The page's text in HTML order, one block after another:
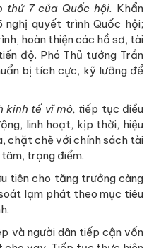
7 của Quốc hội. Khẩn
quyết trình Quốc hội;
hoàn thiện các hồ sơ, tài
độ. Phó Thủ tướng Trần
bị tích cực, kỹ lưỡng để
kinh tế vĩ mô, tiếp tục điều
linh hoạt, kịp thời, hiệu
chặt chẽ với chính sách tài
trọng điểm.
tiên cho tăng trưởng càng
lạm phát theo mục tiêu
và người dân tiếp cận vốn